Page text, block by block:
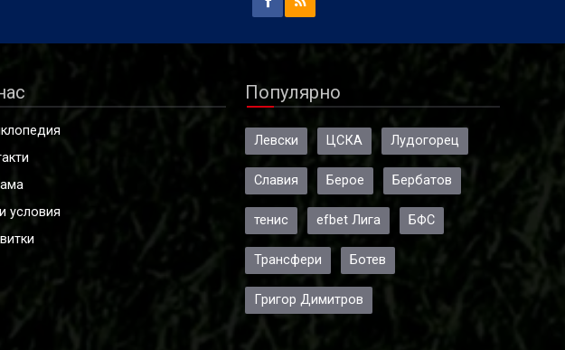
условия
Популярно
Левски ЦСКА Лудогорец
Славия Берое Бербатов
тенис efbet Лига БФС
Трансфери Ботев
Григор Димитров